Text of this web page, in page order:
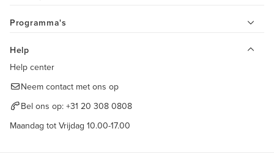
Programma's
Help
Help center
Neem contact met ons op
Bel ons op: +31 20 308 0808
Maandag tot Vrijdag 10.00-17.00